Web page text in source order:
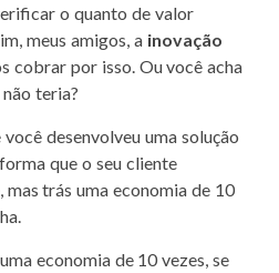
o quanto de valor
meus amigos, a inovação
cobrar por isso. Ou você acha
teria?
desenvolveu uma solução
que o seu cliente
trás uma economia de 10
economia de 10 vezes, se